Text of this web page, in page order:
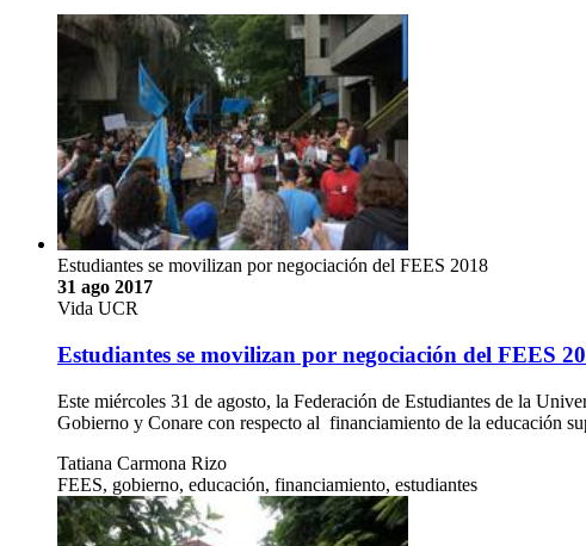
Estudiantes se movilizan por negociación del FEES 2018
31 ago 2017
Vida UCR
Estudiantes se movilizan por negociación del FEES
Este miércoles 31 de agosto, la Federación de Estudiantes de la
Gobierno y Conare con respecto al financiamiento de la educación
Tatiana Carmona Rizo
FEES, gobierno, educación, financiamiento, estudiantes